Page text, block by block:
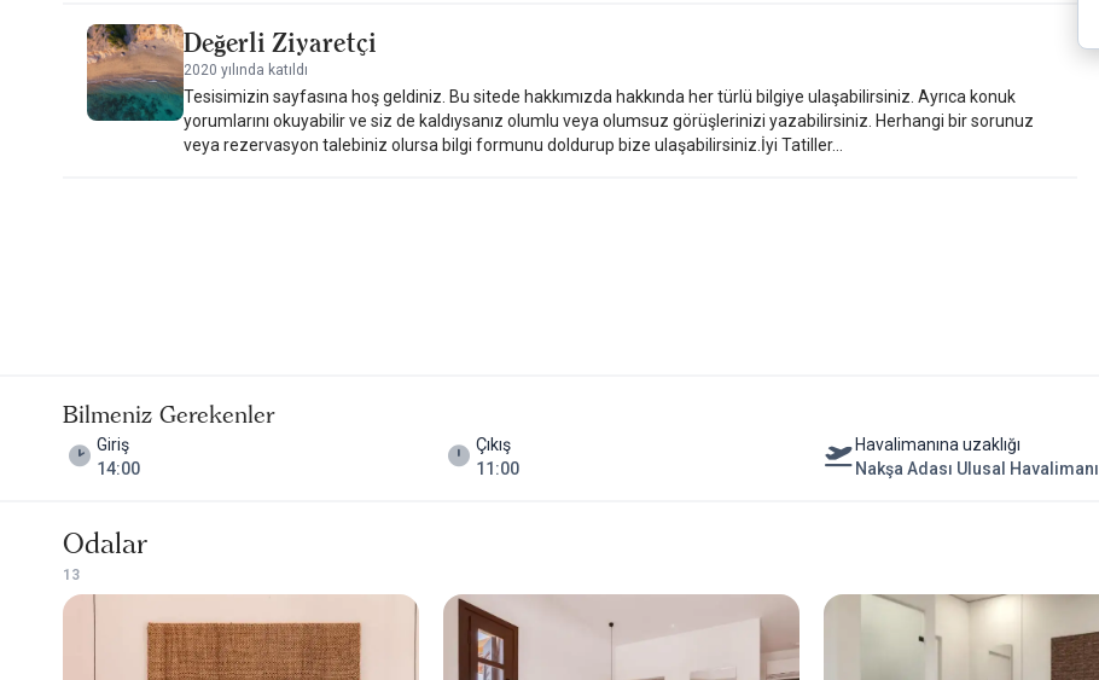
Değerli Ziyaretçi
2020 yılında katıldı
Tesisimizin sayfasına hoş geldiniz. Bu sitede hakkımızda hakkında her türlü bilgiye ulaşabilirsiniz. Ayrıca konuk
yorumlarını okuyabilir ve siz de kaldıysanız olumlu veya olumsuz görüşlerinizi yazabilirsiniz. Herhangi bir sorunuz
veya rezervasyon talebiniz olursa bilgi formunu doldurup bize ulaşabilirsiniz.İyi Tatiller...
Bilmeniz Gerekenler
Giriş
14:00
Çıkış
11:00
Havalimanına uzaklığı
Nakşa Adası Ulusal Havalimanı
Odalar
1 3